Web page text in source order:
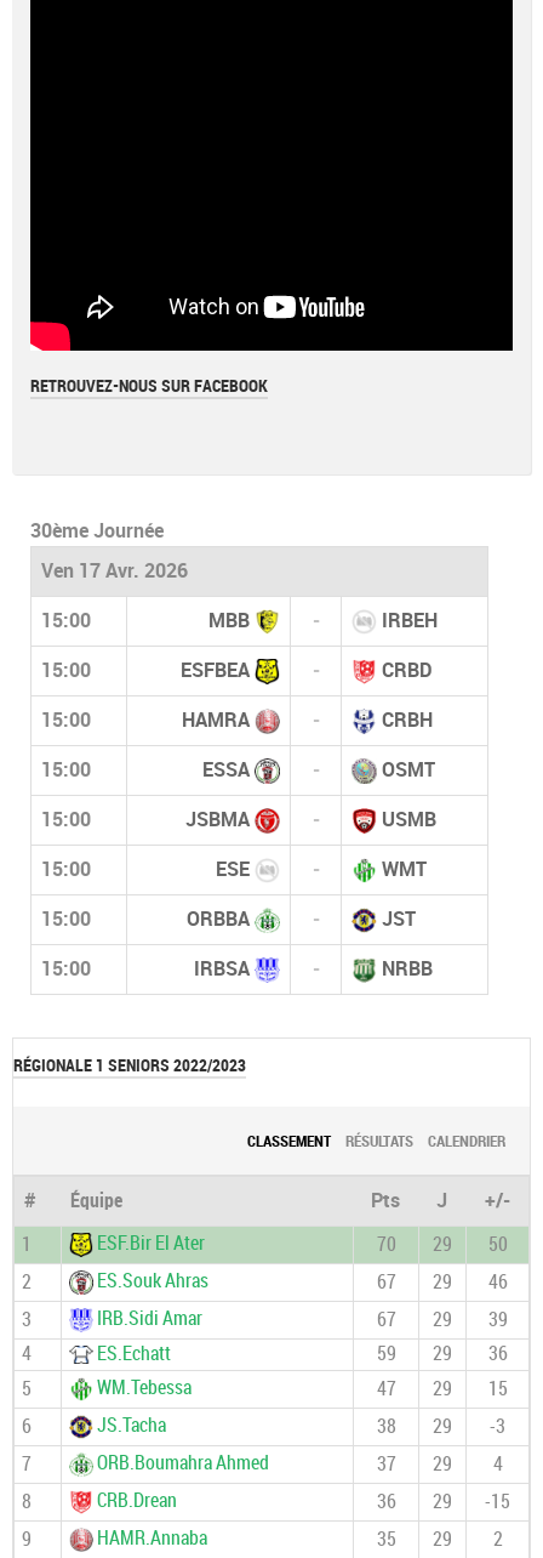
RETROUVEZ-NOUS SUR FACEBOOK
30ème Journée
Ven 17 Avr. 2026
15:00 MBB - IRBEH
15:00 ESFBEA - CRBD
15:00 HAMRA - CRBH
15:00 ESSA - OSMT
15:00 JSBMA - USMB
15:00 ESE - WMT
15:00 ORBBA - JST
15:00 IRBSA - NRBB
RÉGIONALE 1 SENIORS 2022/2023
CLASSEMENT RÉSULTATS CALENDRIER
# Équipe Pts J
+/-
1
ESF.Bir El Ater 70 29
50
2
ES.Souk Ahras 67 29
46
3
IRB.Sidi Amar 67 29
39
4
ES.Echatt 59 29
36
5
WM.Tebessa 47 29
15
6
JS.Tacha 38 29
-3
7
ORB.Boumahra Ahmed 37 29
4
8
CRB.Drean 36 29
-15
9
HAMR.Annaba 35 29 2